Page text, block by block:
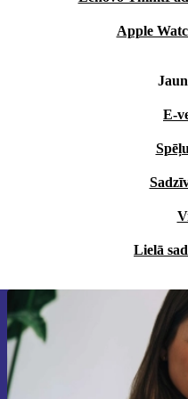
Apple
E-
Lielā
saņemšanai!
Nekad vairs
piedāvājumu.